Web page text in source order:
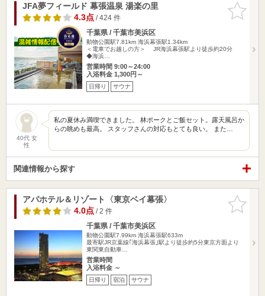
お気に入
りに追加
JFA夢フィールド 幕張温泉 湯楽の里
4.3点/ 424 件
千葉県 / 千葉市美浜区
動物公園駅7.81km 海浜幕張駅1.34km
＜電車でお越しの方＞ JR海浜幕張駅より徒歩約20分
◆海浜…
営業時間 9:00～24:00
入浴料金 1,300円～
日帰り サウナ
40代 女
性
私の夏休み満喫できました。 林ポークとご飯セット。露天風呂か
らの眺めも最高。 スタッフさんの対応もとても良い。 また…
関連情報から探す
お気に入
りに追加
アパホテル＆リゾート〈東京ベイ幕張〉
4.0点/ 2 件
千葉県 / 千葉市美浜区
動物公園駅7.99km 海浜幕張駅633m
最寄駅JR京葉線｢海浜幕張｣駅より徒歩約5分東京方面より
東関東自動車…
営業時間
入浴料金 ～
日帰り 宿泊 サウナ